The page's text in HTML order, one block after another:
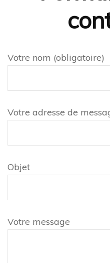
Votre nom (obligatoire)
Votre adresse de
Objet
Votre message